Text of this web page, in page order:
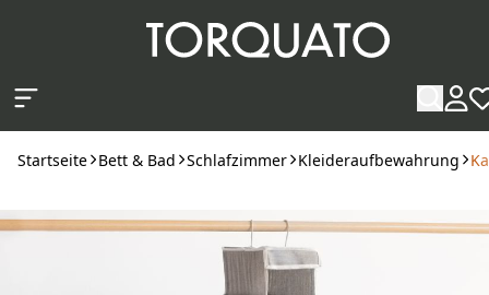
Startseite Bett & Bad Schlafzimmer Kleideraufbewahrung